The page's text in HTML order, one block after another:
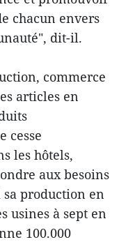
chacun envers
dit-il.
commerce
articles en
cesse
les hôtels,
aux besoins
production en
usines à sept en
100.000